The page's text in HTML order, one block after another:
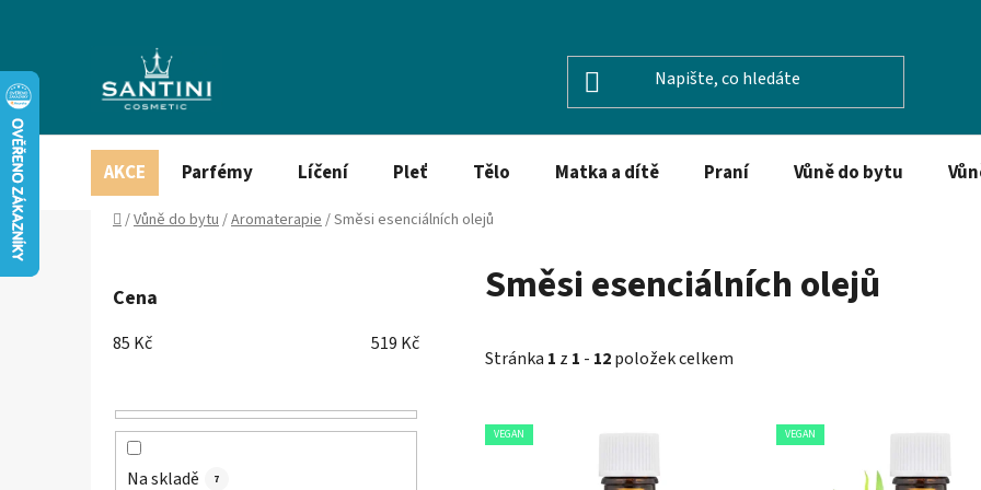
AKCE Parfémy Líčení Pleť Tělo Matka a dítě Praní Vůně do bytu
Domů
/Vůně do bytu/Aromaterapie/Směsi esenciálních olejů
Cena
85 Kč 519 Kč
Na skladě 7
Směsi esenciálních olejů
Stránka 1 z 1 - 12položek celkem
V
ý
VEGAN VEGAN